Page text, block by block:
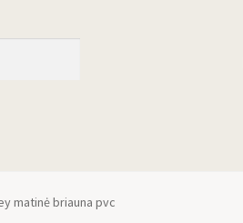
matinė briauna pvc